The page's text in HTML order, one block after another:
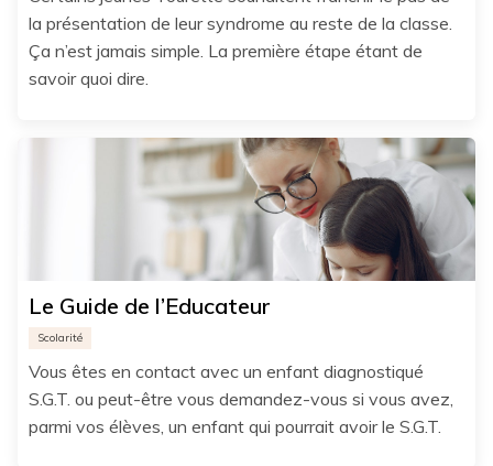
la présentation de leur syndrome au reste de la classe.
Ça n’est jamais simple. La première étape étant de
savoir quoi dire.
Le Guide de l’Educateur
Scolarité
Vous êtes en contact avec un enfant diagnostiqué
S.G.T. ou peut-être vous demandez-vous si vous avez,
parmi vos élèves, un enfant qui pourrait avoir le S.G.T.